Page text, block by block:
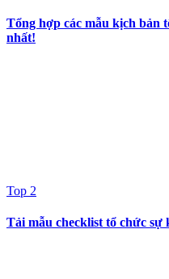
Tổng hợp các mẫu kịch bản
nhất!
Top 2
Tải mẫu checklist tổ chức sự